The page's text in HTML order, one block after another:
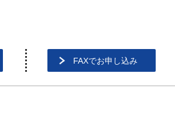
FAXでお申し込み